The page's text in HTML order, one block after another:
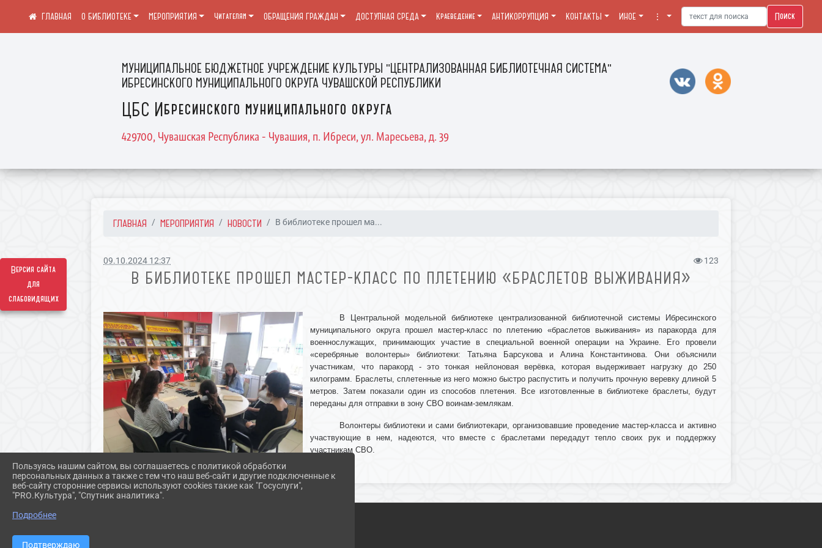
Версия сайта
для
слабовидящих
МУНИЦИПАЛЬНОЕ БЮДЖЕТНОЕ УЧРЕЖДЕНИЕ КУЛЬТУРЫ "ЦЕНТРАЛИЗОВАННАЯ БИБЛИОТЕЧНАЯ СИСТЕМА"
ИБРЕСИНСКОГО МУНИЦИПАЛЬНОГО ОКРУГА ЧУВАШСКОЙ РЕСПУБЛИКИ
ЦБС Ибресинского муниципального округа
429700, Чувашская Республика - Чувашия, п. Ибреси, ул. Маресьева, д. 39
О БИБЛИОТЕКЕ МЕРОПРИЯТИЯ Читателям ОБРАЩЕНИЯ ГРАЖДАН ДОСТУПНАЯ СРЕДА Краеведение АНТИКОРРУПЦИЯ КОНТАКТЫ ИНОЕ ⋮ Поиск
ГЛАВНАЯ МЕРОПРИЯТИЯ НОВОСТИ В библиотеке прошел ма...
09.10.2024 12:37 123
В БИБЛИОТЕКЕ ПРОШЕЛ МАСТЕР-КЛАСС ПО ПЛЕТЕНИЮ «БРАСЛЕТОВ ВЫЖИВАНИЯ»
В Центральной модельной библиотеке централизованной библиотечной системы Ибресинского
муниципального округа прошел мастер-класс по плетению «браслетов выживания» из паракорда для
военнослужащих, принимающих участие в специальной военной операции на Украине. Его провели
«серебряные волонтеры» библиотеки: Татьяна Барсукова и Алина Константинова. Они объяснили
участникам, что паракорд - это тонкая нейлоновая верёвка, которая выдерживает нагрузку до 250
килограмм. Браслеты, сплетенные из него можно быстро распустить и получить прочную веревку длиной 5
метров. Затем показали один из способов плетения. Все изготовленные в библиотеке браслеты, будут
переданы для отправки в зону СВО воинам-землякам.
Волонтеры библиотеки и сами библиотекари, организовавшие проведение мастер-класса и активно
участвующие в нем, надеются, что вместе с браслетами передадут тепло своих рук и поддержку
участникам СВО.
Пользуясь нашим сайтом, вы соглашаетесь с политикой обработки
персональных данных а также с тем что наш веб-сайт и другие подключенные к
веб-сайту сторонние сервисы используют cookies такие как "Госуслуги",
"PRO.Культура", "Спутник аналитика".
Подробнее
Подтверждаю